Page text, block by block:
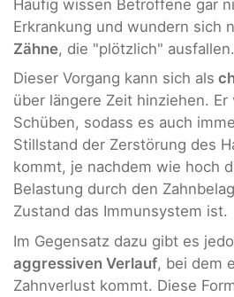
Häufig wissen Betroffene gar
Erkrankung und wundern sich
Zähne, die "plötzlich" ausfallen.
Dieser Vorgang kann sich als
über längere Zeit hinziehen.
Schüben, sodass es auch
Stillstand der Zerstörung des
kommt, je nachdem wie hoch
Belastung durch den
Zustand das Immunsystem ist.
Im Gegensatz dazu gibt es
aggressiven Verlauf, bei dem
Zahnverlust kommt. Diese